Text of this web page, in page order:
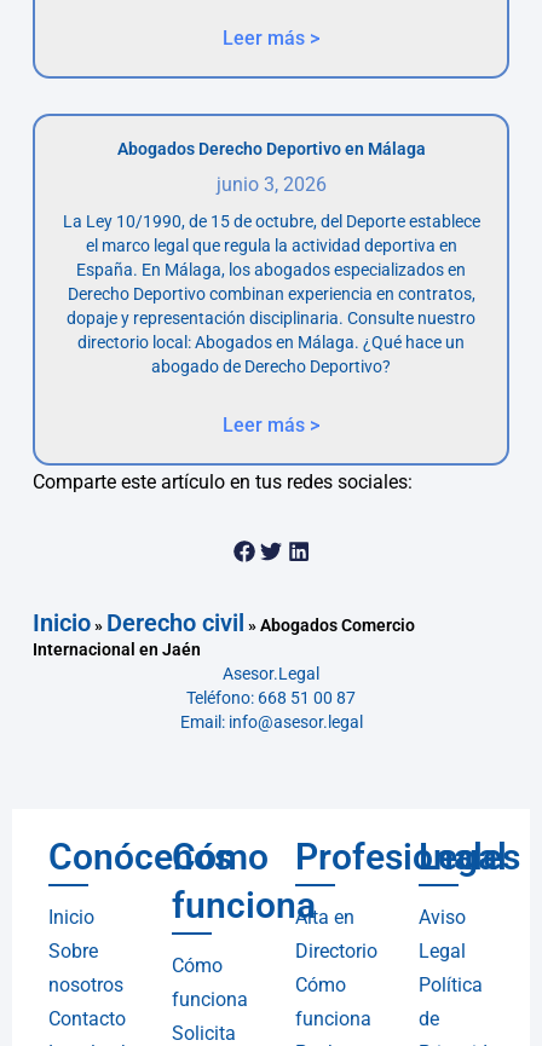
Leer más >
Abogados Derecho Deportivo en Málaga
junio 3, 2026
La Ley 10/1990, de 15 de octubre, del Deporte establece
el marco legal que regula la actividad deportiva en
España. En Málaga, los abogados especializados en
Derecho Deportivo combinan experiencia en contratos,
dopaje y representación disciplinaria. Consulte nuestro
directorio local: Abogados en Málaga. ¿Qué hace un
abogado de Derecho Deportivo?
Leer más >
Comparte este artículo en tus redes sociales:
Inicio» Derecho civil »Abogados Comercio
Internacional en Jaén
Asesor.Legal
Teléfono: 668 51 00 87
Email: info@asesor.legal
Conócenos
Inicio
Sobre
nosotros
Contacto
Cómo
funciona
Cómo
funciona
Solicita
Profesionales
Alta en
Directorio
Cómo
funciona
Legal
Aviso
Legal
Política
de